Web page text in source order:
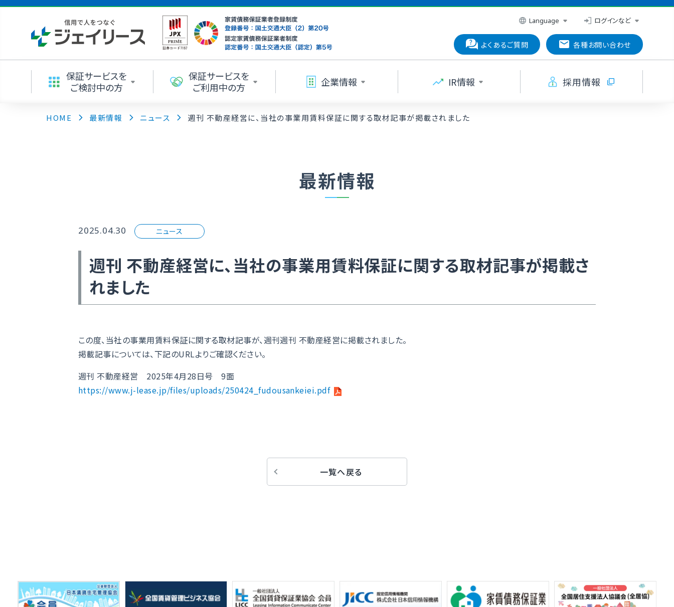
Language ログインなど
よくあるご質問 各種お問い合わせ
保証サービスを
ご検討中の方
保証サービスを
ご利用中の方
企業情報 IR情報 採用情報
HOME 最新情報 ニュース 週刊 不動産経営に、当社の事業用賃料保証に関する取材記事が掲載されました
最新情報
2025.04.30 ニュース
週刊 不動産経営に、当社の事業用賃料保証に関する取材記事が掲載さ
れました
この度、当社の事業用賃料保証に関する取材記事が、週刊週刊 不動産経営に掲載されました。
掲載記事については、下記のURLよりご確認ください。
週刊 不動産経営 2025年4月28日号 9面
https://www.j-lease.jp/files/uploads/250424_fudousankeiei.pdf
一覧へ戻る